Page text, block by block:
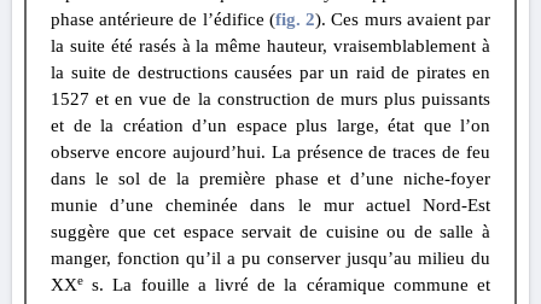
phase antérieure de l’édifice (fig. 2). Ces murs avaient par
la suite été rasés à la même hauteur, vraisemblablement à
la suite de destructions causées par un raid de pirates en
1527 et en vue de la construction de murs plus puissants
et de la création d’un espace plus large, état que l’on
observe encore aujourd’hui. La présence de traces de feu
dans le sol de la première phase et d’une niche-foyer
munie d’une cheminée dans le mur actuel Nord-Est
suggère que cet espace servait de cuisine ou de salle à
manger, fonction qu’il a pu conserver jusqu’au milieu du
XXe s. La fouille a livré de la céramique commune et